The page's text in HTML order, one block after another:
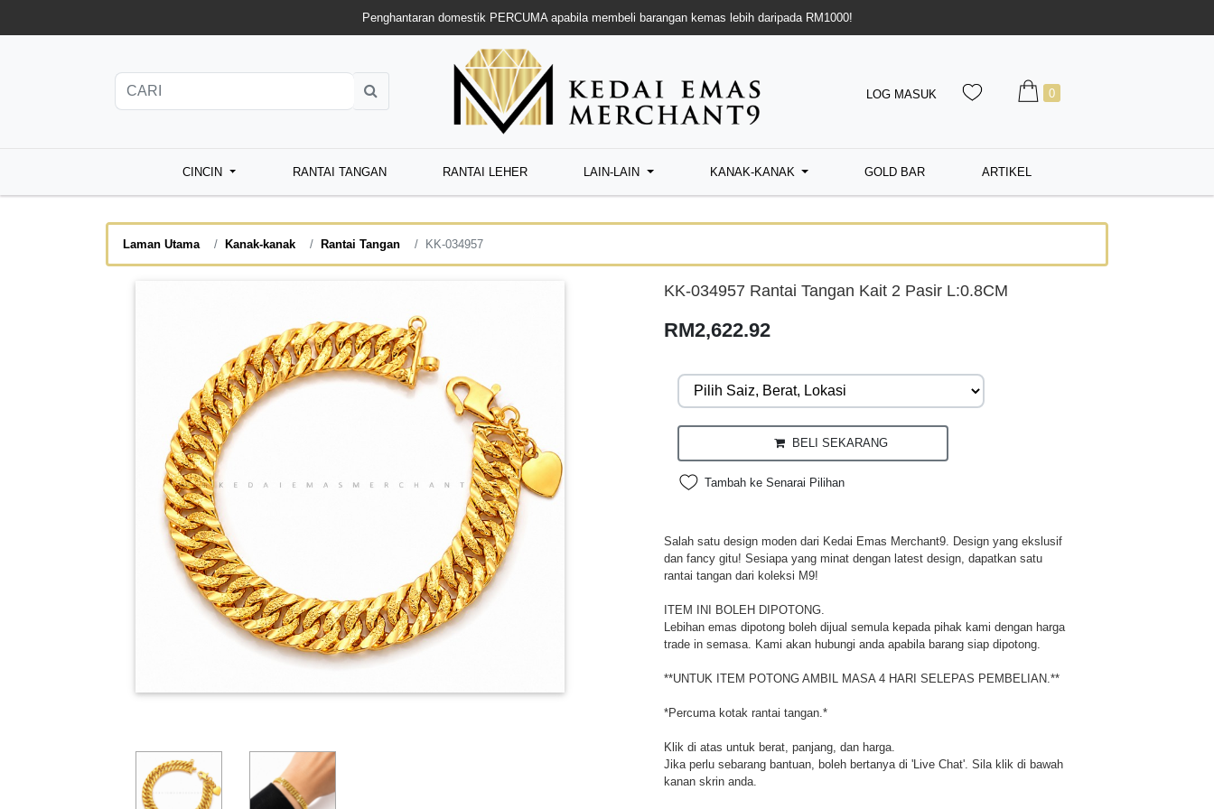
Penghantaran domestik PERCUMA apabila membeli barangan kemas lebih daripada RM1000!
LOG MASUK 0
CINCIN RANTAI TANGAN RANTAI LEHER LAIN-LAIN KANAK-KANAK GOLD BAR ARTIKEL
Laman Utama Kanak-kanak Rantai Tangan KK-034957
KK-034957 Rantai Tangan Kait 2 Pasir L:0.8CM
RM2,622.92
BELI SEKARANG
Tambah ke Senarai Pilihan
Salah satu design moden dari Kedai Emas Merchant9. Design yang ekslusif
dan fancy gitu! Sesiapa yang minat dengan latest design, dapatkan satu
rantai tangan dari koleksi M9!
ITEM INI BOLEH DIPOTONG.
Lebihan emas dipotong boleh dijual semula kepada pihak kami dengan harga
trade in semasa. Kami akan hubungi anda apabila barang siap dipotong.
**UNTUK ITEM POTONG AMBIL MASA 4 HARI SELEPAS PEMBELIAN.**
*Percuma kotak rantai tangan.*
Klik di atas untuk berat, panjang, dan harga.
Jika perlu sebarang bantuan, boleh bertanya di 'Live Chat'. Sila klik di bawah
kanan skrin anda.